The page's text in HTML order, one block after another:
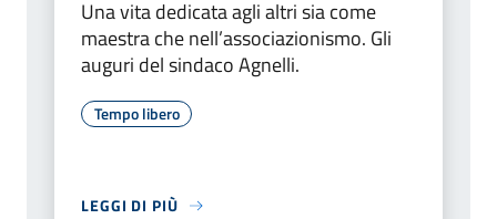
Una vita dedicata agli altri sia come
maestra che nell’associazionismo. Gli
auguri del sindaco Agnelli.
Tempo libero
LEGGI DI PIÙ